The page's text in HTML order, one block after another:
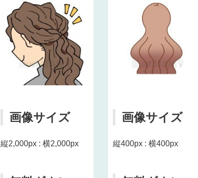
画像サイズ
縦2,000px : 横2,000px
画像サイズ
縦400px : 横400px